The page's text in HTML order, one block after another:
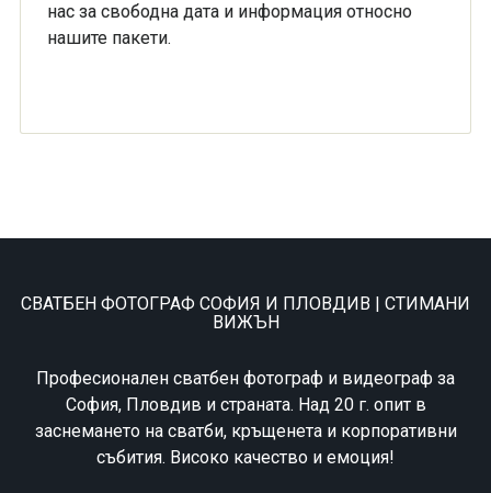
нас за свободна дата и информация относно
нашите пакети.
СВАТБЕН ФОТОГРАФ СОФИЯ И ПЛОВДИВ | СТИМАНИ
ВИЖЪН
Професионален сватбен фотограф и видеограф за
София, Пловдив и страната. Над 20 г. опит в
заснемането на сватби, кръщенета и корпоративни
събития. Високо качество и емоция!